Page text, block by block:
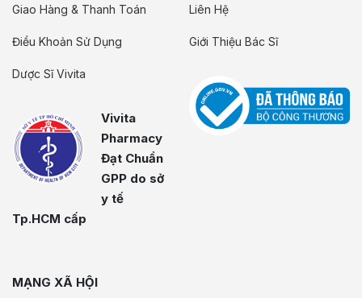
Giao Hàng & Thanh Toán
Điều Khoản Sử Dụng
Dược Sĩ Vivita
Vivita
Pharmacy
Đạt Chuẩn
GPP do sở
y tế
Tp.HCM cấp
Liên Hệ
Giới Thiệu Bác Sĩ
MẠNG XÃ HỘI